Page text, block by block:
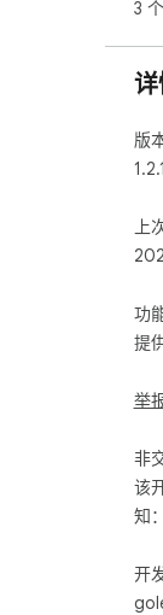
3
版
上
功
提
举
开
非
该
知